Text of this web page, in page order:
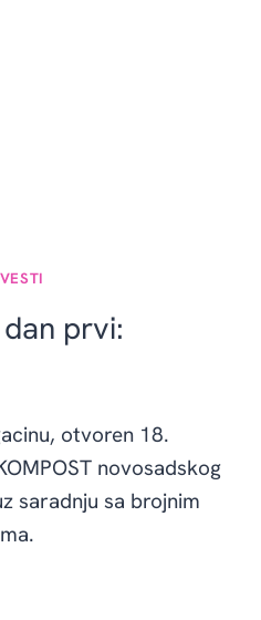
VESTI
prvi:
otvoren 18.
novosadskog
saradnju sa brojnim